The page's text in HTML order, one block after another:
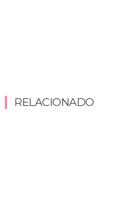
RELACIONADO